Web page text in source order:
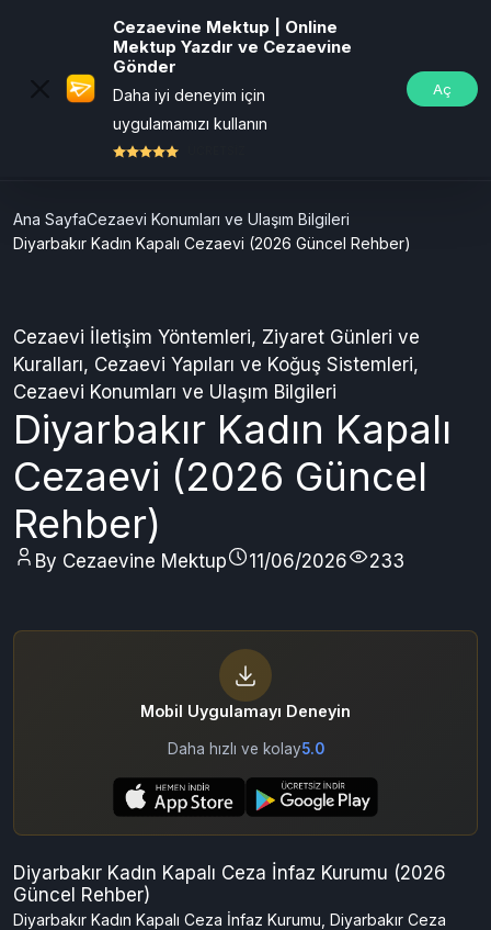
Cezaevine Mektup | Online
Mektup Yazdır ve Cezaevine
Gönder
Daha iyi deneyim için
uygulamamızı kullanın
Aç
Ana SayfaCezaevi Konumları ve Ulaşım Bilgileri
Diyarbakır Kadın Kapalı Cezaevi (2026 Güncel Rehber)
Cezaevi İletişim Yöntemleri, Ziyaret Günleri ve
Kuralları, Cezaevi Yapıları ve Koğuş Sistemleri,
Cezaevi Konumları ve Ulaşım Bilgileri
Diyarbakır Kadın Kapalı
Cezaevi (2026 Güncel
Rehber)
By Cezaevine Mektup 11/06/2026 233
Mobil Uygulamayı Deneyin
Daha hızlı ve kolay5.0
Diyarbakır Kadın Kapalı Ceza İnfaz Kurumu (2026
Güncel Rehber)
Diyarbakır Kadın Kapalı Ceza İnfaz Kurumu, Diyarbakır Ceza